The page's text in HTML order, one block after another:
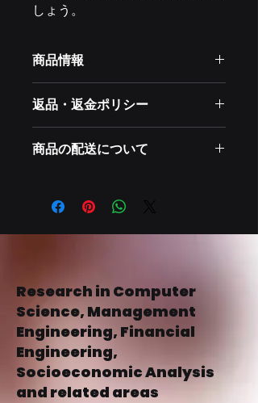
しょう。
商品情報
の特徴やおすすめのポイントなどを説
明しましょう。
返品・返金ポリシー
商品にご満足いただけなかった場合の
で、お客様の信頼を獲得し、安心して
商品の配送について
ど、商品の配送に関する情報を入力し
てください。 配送情報を明確にする
ことで、お客様の信頼を獲得し、安心
Research in Computer
Science, Management
Engineering, Financial
Engineering,
Socioeconomic Analysis
and related areas